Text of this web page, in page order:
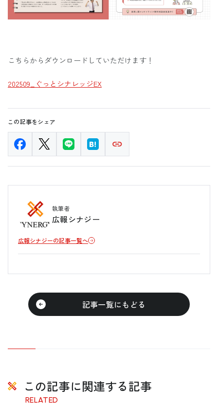
こちらからダウンロードしていただけます！
202509_ぐっとシナレッジEX
この記事をシェア
執筆者
広報シナジー
広報シナジーの記事一覧へ
記事一覧にもどる
この記事に関連する記事
RELATED